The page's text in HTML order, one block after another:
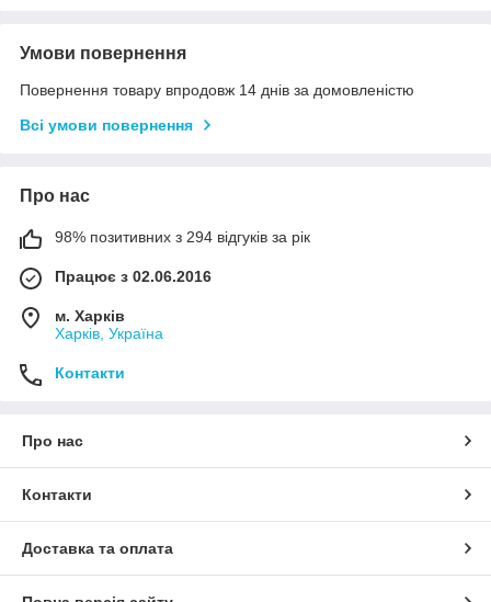
Умови повернення
Повернення товару впродовж 14 днів за домовленістю
Всі умови повернення
Про нас
98% позитивних з 294 відгуків за рік
Працює з 02.06.2016
м. Харків
Харків, Україна
Контакти
Про нас
Контакти
Доставка та оплата